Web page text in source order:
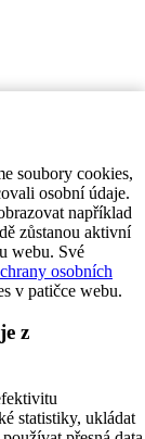
soubory cookies,
osobní údaje.
například
zůstanou aktivní
webu. Své
osobních
v patičce webu.
z
statistiky, ukládat